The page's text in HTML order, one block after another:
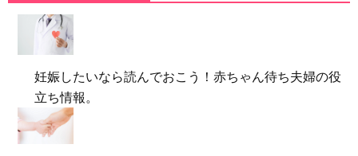
妊娠したいなら読んでおこう！赤ちゃん待ち夫婦の役
立ち情報。